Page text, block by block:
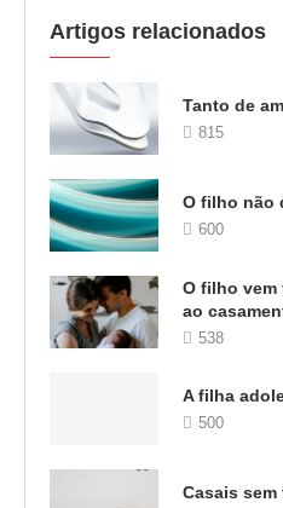
Artigos relacionados
Tanto de
815
O filho não
600
O filho vem
ao
538
A filha
500
Casais